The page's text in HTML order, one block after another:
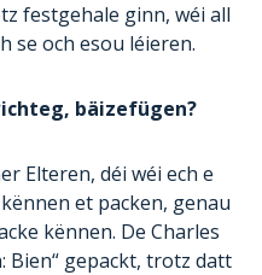
festgehale ginn, wéi all
se och esou léieren.
bäizefügen?
Elteren, déi wéi ech e
et packen, genau
kënnen. De Charles
Bien“ gepackt, trotz datt